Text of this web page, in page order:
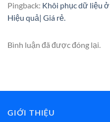
Pingback: Khôi phục dữ liệu
Hiệu quả| Giá rẻ.
Bình luận đã được đóng lại.
GIỚI THIỆU